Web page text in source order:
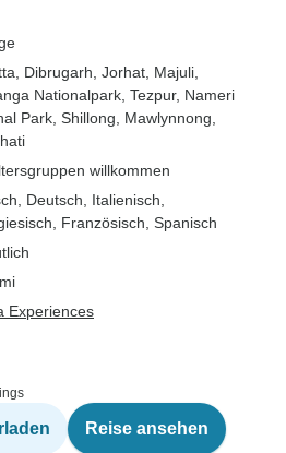
, Dibrugarh , Jorhat , Majuli
Nationalpark , Tezpur, Nameri
Park , Shillong , Mawlynnong
willkommen
Deutsch, Italienisch,
Französisch, Spanisch
Experiences
Reise ansehen